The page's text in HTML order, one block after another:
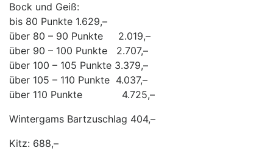
Bock und Geiß:
bis 80 Punkte 1.629,–
über 80 – 90 Punkte 2.019,–
über 90 – 100 Punkte 2.707,–
über 100 – 105 Punkte 3.379,–
über 105 – 110 Punkte 4.037,–
über 110 Punkte 4.725,–
Wintergams Bartzuschlag 404,–
Kitz: 688,–